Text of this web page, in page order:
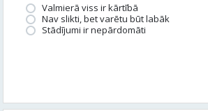
Valmierā viss ir kārtībā
Nav slikti, bet varētu būt labāk
Stādījumi ir nepārdomāti